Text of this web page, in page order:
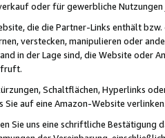
oder für gewerbliche
die die Partner-Links enthält
verstecken, manipulieren oder
in der Lage sind, die Website oder
Schaltflächen, Hyperlinks
Sie auf eine Amazon-Website
Sie uns eine schriftliche